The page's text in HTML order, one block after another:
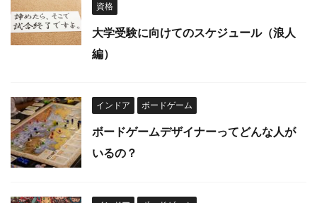
資格
大学受験に向けてのスケジュール（浪人
編）
インドア ボードゲーム
ボードゲームデザイナーってどんな人が
いるの？